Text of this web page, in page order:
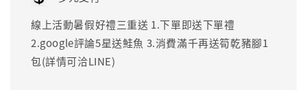
線上活動暑假好禮三重送 1.下單即送下單禮
2.google評論5星送鮭魚 3.消費滿千再送筍乾豬腳1
包(詳情可洽LINE)